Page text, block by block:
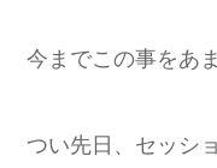
今までこの事をあ
つい先日、セッシ